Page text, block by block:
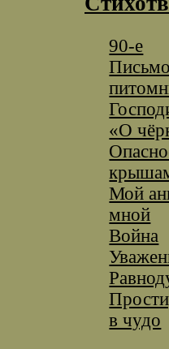
90-е
«О
Мой
мной
Война
в чудо